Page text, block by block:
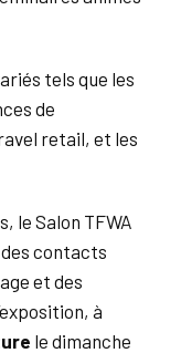
tels que les
de
retail, et les
le Salon TFWA
contacts
et des
à
le dimanche